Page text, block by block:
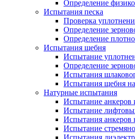
Определение
Испытания песка
Проверка
Определение
Определение
Испытания щебня
Испытание
Определение
Испытания
Испытания щебня на
Натурные испытания
Испытание анкеров
Испытание
Испытания анкеров
Испытание
Испытания